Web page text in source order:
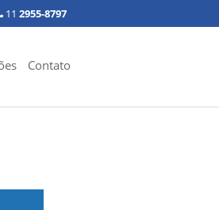
11 2955-8797
Contato